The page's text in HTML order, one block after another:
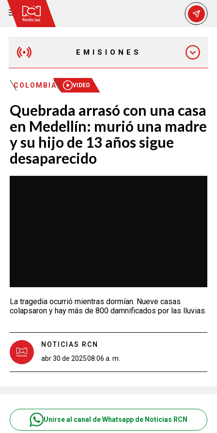
EMISIONES
EMISIÓN 12:30 PM
EMISIÓN 7:00 PM
COLOMBIA VIDEO
Quebrada arrasó con una casa
en Medellín: murió una madre
y su hijo de 13 años sigue
desaparecido
La tragedia ocurrió mientras dormían. Nueve casas
colapsaron y hay más de 800 damnificados por las lluvias.
NOTICIAS RCN
abr 30 de 202508:06 a. m.
Unirse al canal de Whatsapp de Noticias RCN